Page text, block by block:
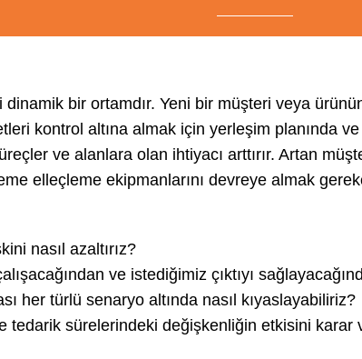
bir ortamdır. Yeni bir müşteri veya
kontrol altına almak için yerleşim planında
ve alanlara olan ihtiyacı arttırır. Artan
elleçleme ekipmanlarını devreye almak
nasıl azaltırız?
ve istediğimiz çıktıyı
her türlü senaryo altında nasıl kıyaslayabiliriz?
tedarik sürelerindeki değişkenliğin etkisini